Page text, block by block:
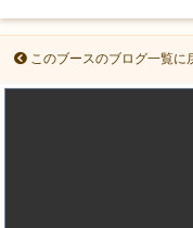
このブースのブログ一覧に